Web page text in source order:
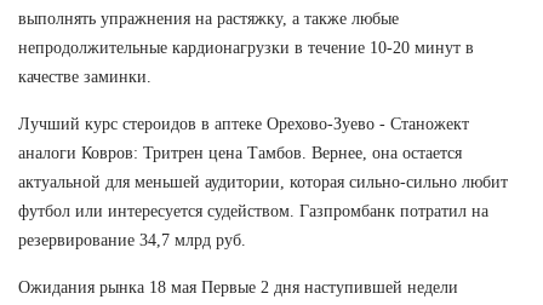
выполнять упражнения на растяжку, а также любые
непродолжительные кардионагрузки в течение 10-20 минут в
качестве заминки.
Лучший курс стероидов в аптеке Орехово-Зуево - Станожект
аналоги Ковров: Тритрен цена Тамбов. Вернее, она остается
актуальной для меньшей аудитории, которая сильно-сильно любит
футбол или интересуется судейством. Газпромбанк потратил на
резервирование 34,7 млрд руб.
Ожидания рынка 18 мая Первые 2 дня наступившей недели